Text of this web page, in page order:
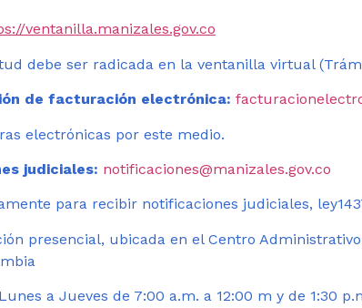
ventanilla.manizales.gov.co
debe ser radicada en la ventanilla virtual
de facturación electrónica:
electrónicas por este medio.
judiciales: notificaciones@manizales.gov.co
para recibir notificaciones judiciales,
presencial, ubicada en el Centro
Lunes a Jueves de 7:00 a.m. a 12:00 m y de 1:30